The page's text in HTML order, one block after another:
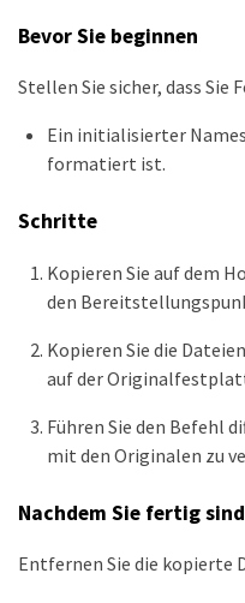
Bevor Sie beginnen
Stellen Sie sicher, dass Sie
Ein initialisierter
formatiert ist.
Schritte
Kopieren Sie auf dem
den
Kopieren Sie die
auf der
Führen Sie den Befehl
mit den Originalen zu
Nachdem Sie fertig sind
Entfernen Sie die kopierte